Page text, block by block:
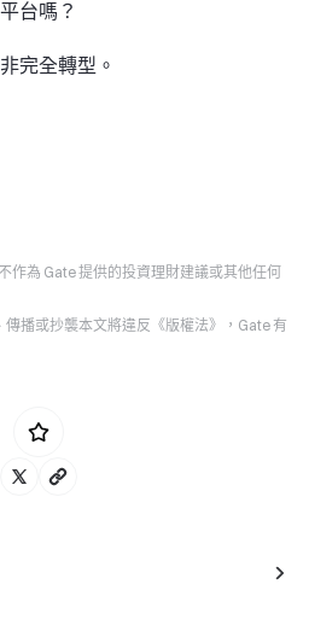
台嗎？
完全轉型。
作為 Gate 提供的投資理財建議或其他任何
播或抄襲本文將違反《版權法》，Gate 有